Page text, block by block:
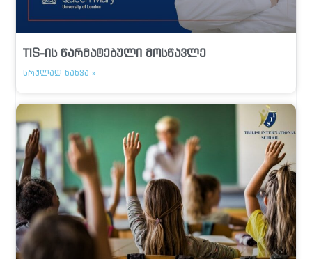
TIS-ის წარმატებული მოსწავლე
ᲡᲠᲣᲚᲐᲓ ᲜᲐᲮᲕᲐ »